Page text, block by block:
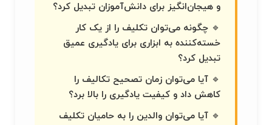
و هیجان‌انگیز برای دانش‌آموزان تبدیل کرد؟
🔹 چگونه می‌توان تکلیف را از یک کار
خسته‌کننده به ابزاری برای یادگیری عمیق
تبدیل کرد؟
🔹 آیا می‌توان زمان تصحیح تکالیف را
کاهش داد و کیفیت یادگیری را بالا برد؟
🔹 آیا می‌توان والدین را به حامیان تکلیف